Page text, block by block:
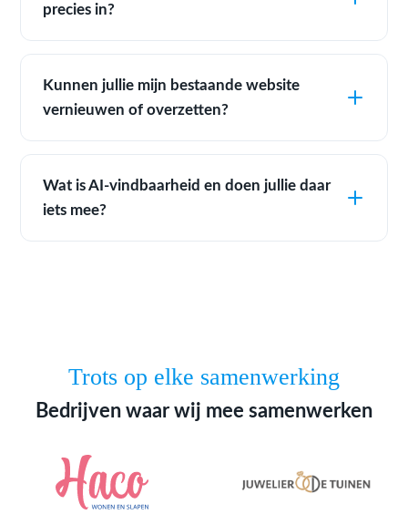
precies in?
Kunnen jullie mijn bestaande website
vernieuwen of overzetten?
Wat is AI-vindbaarheid en doen jullie daar
iets mee?
Trots op elke samenwerking
Bedrijven waar wij mee samenwerken